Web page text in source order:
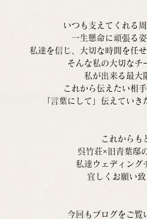
いつも支えてくれる
一生懸命に頑張る姿
私達を信じ、大切な時間を任
そんな私の大切なチ
私が出来る最大
これから伝えたい相
「言葉にして」伝えていき
これからも
呉竹荘×旧青葉邸
私達ウェディング
宜しくお願い
今回もブログをご覧